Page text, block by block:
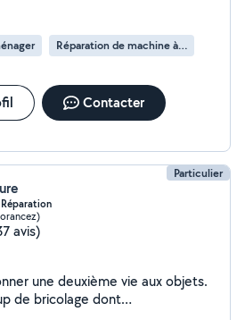
Réparation de machine à laver
Contacter
Particulier
avis)
une deuxième vie aux objets.
de bricolage dont